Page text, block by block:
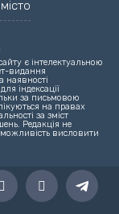
є інтелектуальною
видання
наявності
індексації
за письмовою
на правах
за зміст
Редакція не
висловити